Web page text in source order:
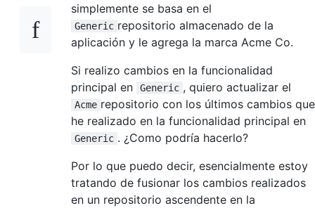
simplemente se basa en el
Generic repositorio almacenado de la
aplicación y le agrega la marca Acme Co.
Si realizo cambios en la funcionalidad
principal en
Generic , quiero actualizar el
Acme repositorio con los últimos cambios que
he realizado en la funcionalidad principal en
Generic . ¿Como podría hacerlo?
Por lo que puedo decir, esencialmente estoy
tratando de fusionar los cambios realizados
en un repositorio ascendente en la